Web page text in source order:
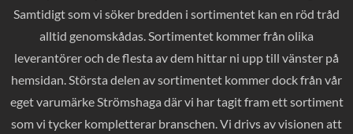
Samtidigt som vi söker bredden i sortimentet kan en röd tråd
alltid genomskådas. Sortimentet kommer från olika
leverantörer och de flesta av dem hittar ni upp till vänster på
hemsidan. Största delen av sortimentet kommer dock från vår
eget varumärke Strömshaga där vi har tagit fram ett sortiment
som vi tycker kompletterar branschen. Vi drivs av visionen att